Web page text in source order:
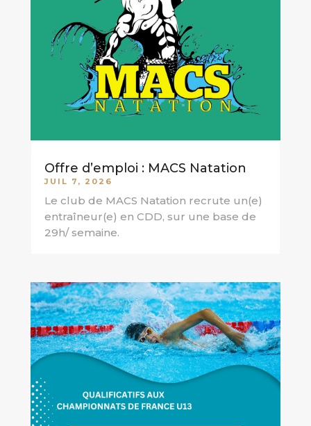
Offre d’emploi : MACS Natation
JUIL 7, 2026
Le club de MACS Natation recrute un(e)
entraîneur(e) en CDD, sur une base de
29h/ semaine.